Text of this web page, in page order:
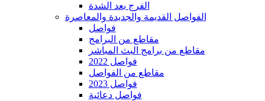
الفرج بعد الشدة
الفواصل القديمة والجديدة والمعاصرة
فواصل
مقاطع من البرامج
مقاطع من برامج البث المباشر
فواصل 2022
مقاطع من الفواصل
فواصل 2023
فواصل دعائية